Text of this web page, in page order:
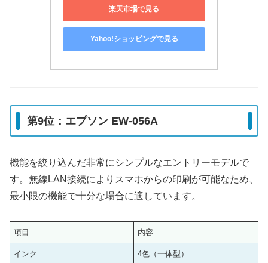
楽天市場で見る
Yahoo!ショッピングで見る
第9位：エプソン EW-056A
機能を絞り込んだ非常にシンプルなエントリーモデルで
す。無線LAN接続によりスマホからの印刷が可能なため、
最小限の機能で十分な場合に適しています。
項目 内容
インク 4色（一体型）